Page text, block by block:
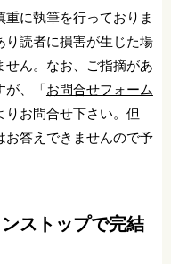
に執筆を行っておりま
り読者に損害が生じた場
ん。なお、ご指摘があ
が、「お問合せフォーム
お問合せ下さい。但
お答えできませんので予
ストップで完結